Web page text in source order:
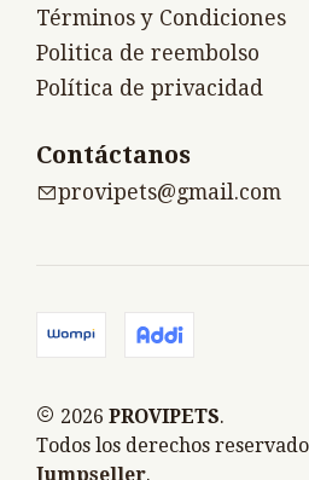
Términos y Condiciones
Politica de reembolso
Política de privacidad
Contáctanos
provipets@gmail.com
2026 PROVIPETS.
Todos los derechos
Jumpseller.